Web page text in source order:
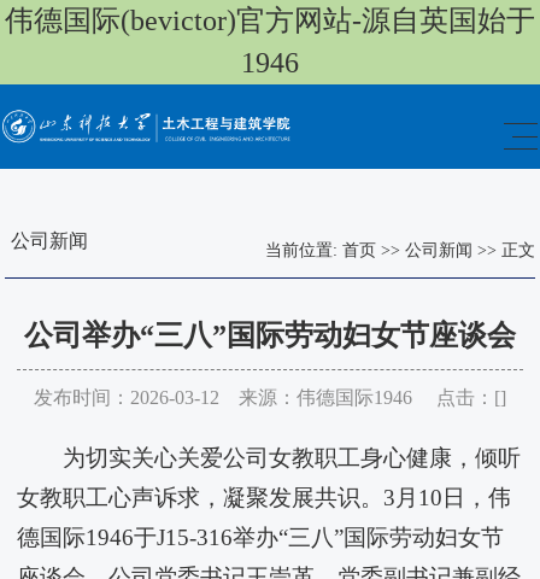
伟德国际(bevictor)官方网站-源自英国始于
1946
公司新闻 当前位置: 首页 >> 公司新闻 >> 正文
​公司举办“三八”国际劳动妇女节座谈会
发布时间：2026-03-12 来源：伟德国际1946 点击：[]
为切实关心关爱公司女教职工身心健康，倾听
女教职工心声诉求，凝聚发展共识。3月10日，​伟
德国际1946于J15-316举办“三八”国际劳动妇女节